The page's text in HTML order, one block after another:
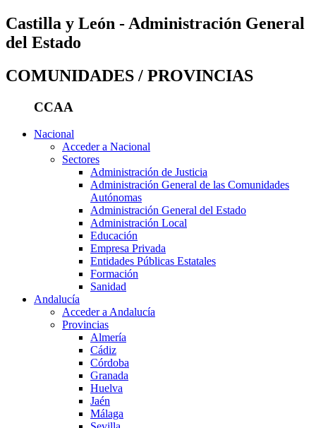
Castilla y León - Administración General
del Estado
COMUNIDADES / PROVINCIAS
CCAA
Nacional
Acceder a Nacional
Sectores
Administración de Justicia
Administración General de las Comunidades
Autónomas
Administración General del Estado
Administración Local
Educación
Empresa Privada
Entidades Públicas Estatales
Formación
Sanidad
Andalucía
Acceder a Andalucía
Provincias
Almería
Cádiz
Córdoba
Granada
Huelva
Jaén
Málaga